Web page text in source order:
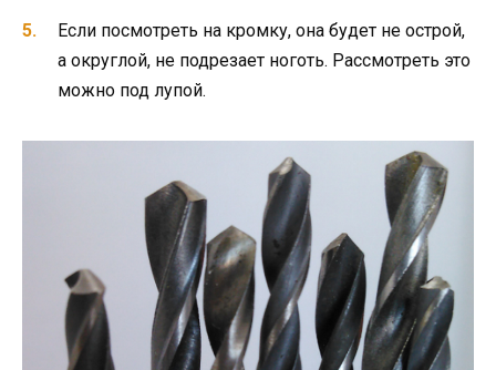
Если посмотреть на кромку, она будет не острой,
а округлой, не подрезает ноготь. Рассмотреть это
можно под лупой.